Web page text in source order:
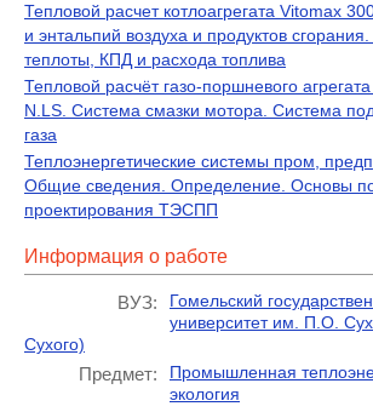
Тепловой расчет котлоагрегата Vitomax
и энтальпий воздуха и продуктов
теплоты, КПД и расхода топлива
Тепловой расчёт газо-поршневого
N.LS. Система смазки мотора. Система
газа
Теплоэнергетические системы пром,
Общие сведения. Определение. Основы
проектирования ТЭСПП
Информация о работе
ВУЗ:
Гомельский
университет им. П.О.
Сухого)
Предмет:
Промышленная
экология